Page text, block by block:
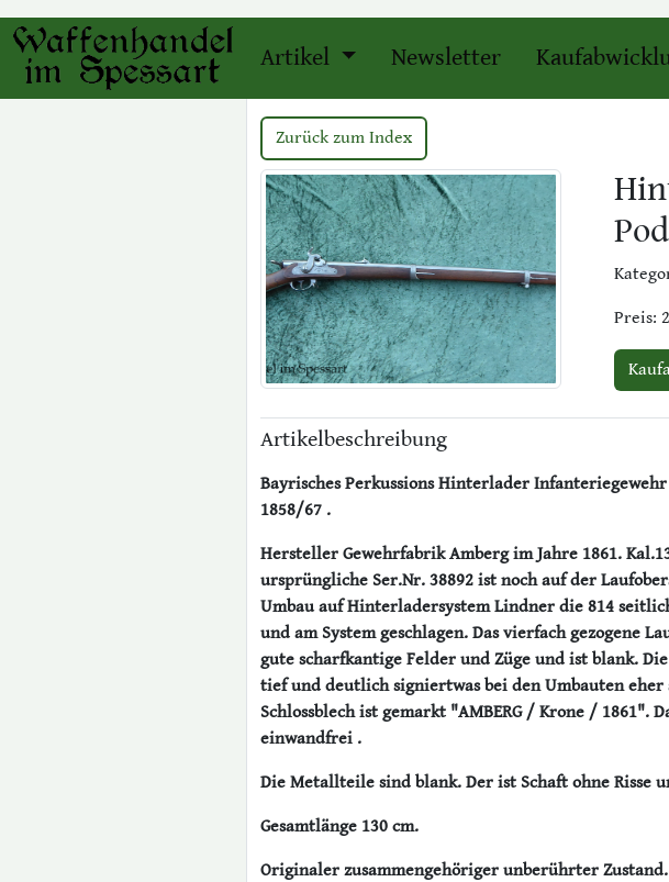
Artikel Newsletter
Zurück zum Index
Preis:
Artikelbeschreibung
Bayrisches Perkussions Hinterlader
1858/67 .
Hersteller Gewehrfabrik Amberg im Jahre 1861.
ursprüngliche Ser.Nr. 38892 ist noch auf der
Umbau auf Hinterladersystem Lindner die 814
und am System geschlagen. Das vierfach gezogene
gute scharfkantige Felder und Züge und ist blank.
tief und deutlich signiertwas bei den Umbauten eher
Schlossblech ist gemarkt "AMBERG / Krone / 1861".
einwandfrei .
Die Metallteile sind blank. Der ist Schaft ohne Risse
Gesamtlänge 130 cm.
Originaler zusammengehöriger unberührter Zustand.